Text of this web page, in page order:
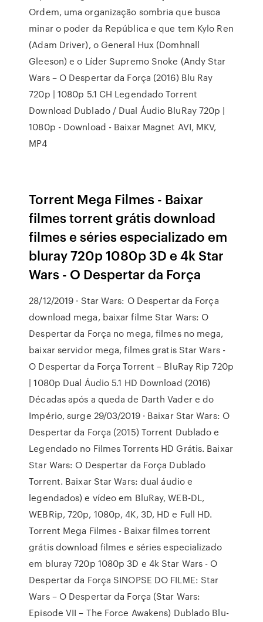
Ordem, uma organização sombria que busca
minar o poder da República e que tem Kylo Ren
(Adam Driver), o General Hux (Domhnall
Gleeson) e o Líder Supremo Snoke (Andy Star
Wars – O Despertar da Força (2016) Blu Ray
720p | 1080p 5.1 CH Legendado Torrent
Download Dublado / Dual Áudio BluRay 720p |
1080p - Download - Baixar Magnet AVI, MKV,
MP4
Torrent Mega Filmes - Baixar
filmes torrent grátis download
filmes e séries especializado em
bluray 720p 1080p 3D e 4k Star
Wars - O Despertar da Força
28/12/2019 · Star Wars: O Despertar da Força
download mega, baixar filme Star Wars: O
Despertar da Força no mega, filmes no mega,
baixar servidor mega, filmes gratis Star Wars -
O Despertar da Força Torrent – BluRay Rip 720p
| 1080p Dual Áudio 5.1 HD Download (2016)
Décadas após a queda de Darth Vader e do
Império, surge 29/03/2019 · Baixar Star Wars: O
Despertar da Força (2015) Torrent Dublado e
Legendado no Filmes Torrents HD Grátis. Baixar
Star Wars: O Despertar da Força Dublado
Torrent. Baixar Star Wars: dual áudio e
legendados) e vídeo em BluRay, WEB-DL,
WEBRip, 720p, 1080p, 4K, 3D, HD e Full HD.
Torrent Mega Filmes - Baixar filmes torrent
grátis download filmes e séries especializado
em bluray 720p 1080p 3D e 4k Star Wars - O
Despertar da Força SINOPSE DO FILME: Star
Wars – O Despertar da Força (Star Wars:
Episode VII – The Force Awakens) Dublado Blu-